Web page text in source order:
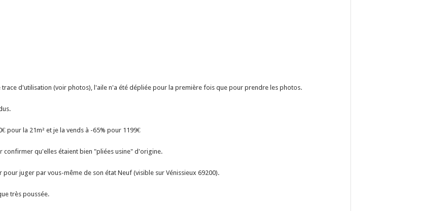
trace d'utilisation (voir photos), l'aile n'a été dépliée pour la première fois que pour prendre les photos.
pour la 21m² et je la vends à -65% pour 1199€
qu'elles étaient bien "pliées usine" d'origine.
juger par vous-même de son état Neuf (visible sur Vénissieux 69200).
très poussée.